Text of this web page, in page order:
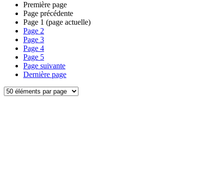
Première page
Page précédente
Page 1 (page actuelle)
Page 2
Page 3
Page 4
Page 5
Page suivante
Dernière page